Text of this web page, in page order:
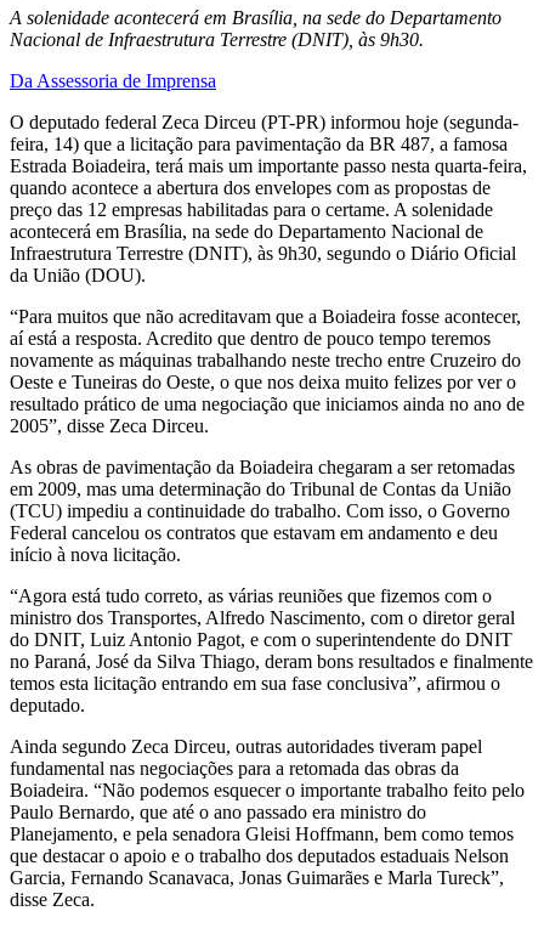
A solenidade acontecerá em Brasília, na sede do Departamento
Nacional de Infraestrutura Terrestre (DNIT), às 9h30.
Da Assessoria de Imprensa
O deputado federal Zeca Dirceu (PT-PR) informou hoje (segunda-
feira, 14) que a licitação para pavimentação da BR 487, a famosa
Estrada Boiadeira, terá mais um importante passo nesta quarta-feira,
quando acontece a abertura dos envelopes com as propostas de
preço das 12 empresas habilitadas para o certame. A solenidade
acontecerá em Brasília, na sede do Departamento Nacional de
Infraestrutura Terrestre (DNIT), às 9h30, segundo o Diário Oficial
da União (DOU).
“Para muitos que não acreditavam que a Boiadeira fosse acontecer,
aí está a resposta. Acredito que dentro de pouco tempo teremos
novamente as máquinas trabalhando neste trecho entre Cruzeiro do
Oeste e Tuneiras do Oeste, o que nos deixa muito felizes por ver o
resultado prático de uma negociação que iniciamos ainda no ano de
2005”, disse Zeca Dirceu.
As obras de pavimentação da Boiadeira chegaram a ser retomadas
em 2009, mas uma determinação do Tribunal de Contas da União
(TCU) impediu a continuidade do trabalho. Com isso, o Governo
Federal cancelou os contratos que estavam em andamento e deu
início à nova licitação.
“Agora está tudo correto, as várias reuniões que fizemos com o
ministro dos Transportes, Alfredo Nascimento, com o diretor geral
do DNIT, Luiz Antonio Pagot, e com o superintendente do DNIT
no Paraná, José da Silva Thiago, deram bons resultados e finalmente
temos esta licitação entrando em sua fase conclusiva”, afirmou o
deputado.
Ainda segundo Zeca Dirceu, outras autoridades tiveram papel
fundamental nas negociações para a retomada das obras da
Boiadeira. “Não podemos esquecer o importante trabalho feito pelo
Paulo Bernardo, que até o ano passado era ministro do
Planejamento, e pela senadora Gleisi Hoffmann, bem como temos
que destacar o apoio e o trabalho dos deputados estaduais Nelson
Garcia, Fernando Scanavaca, Jonas Guimarães e Marla Tureck”,
disse Zeca.